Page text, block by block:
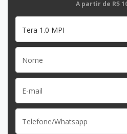
A partir de R$
Tera 1.0 MPI